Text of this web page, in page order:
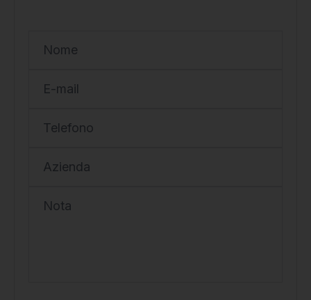
Nome
E-mail
Telefono
Azienda
Nota